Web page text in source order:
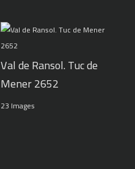
Val de Ransol. Tuc de
Mener 2652
23 Images